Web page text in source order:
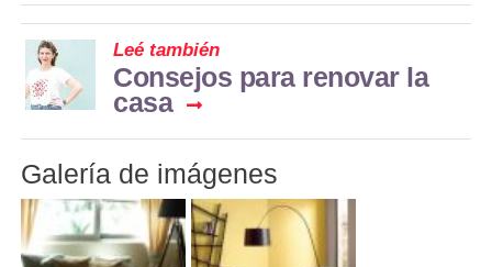
Leé también
Consejos para renovar la
casa
Galería de imágenes